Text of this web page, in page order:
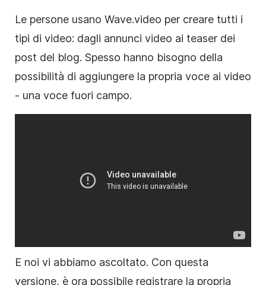
Le persone usano Wave.video per creare tutti i
tipi di video: dagli annunci video ai teaser dei
post del blog. Spesso hanno bisogno della
possibilità di aggiungere la propria voce ai video
- una voce fuori campo.
E noi vi abbiamo ascoltato. Con questa
versione, è ora possibile registrare la propria